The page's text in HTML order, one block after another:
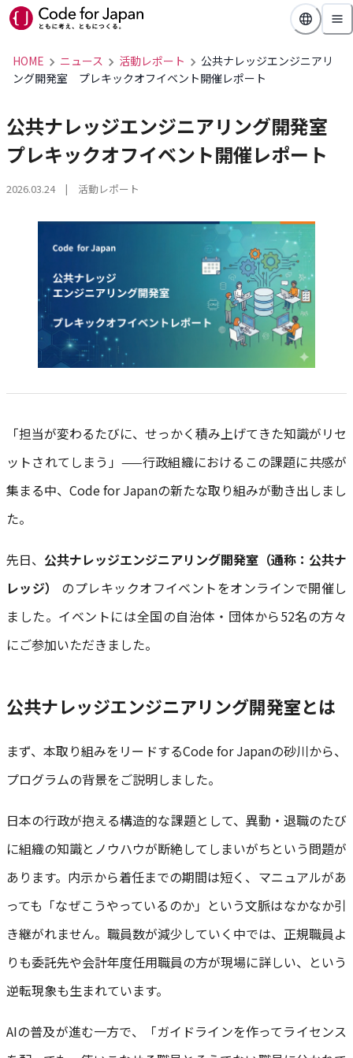
HOME ニュース 活動レポート
公共ナレッジエンジニアリ
ング開発室 プレキックオフイベント開催レポート
公共ナレッジエンジニアリング開発室
プレキックオフイベント開催レポート
2026.03.24 | 活動レポート
「担当が変わるたびに、せっかく積み上げてきた知識がリセ
ットされてしまう」——行政組織におけるこの課題に共感が
集まる中、Code for Japanの新たな取り組みが動き出しまし
た。
先日、 公共ナレッジエンジニアリング開発室（通称：公共ナ
レッジ）
のプレキックオフイベントをオンラインで開催し
ました。イベントには全国の自治体・団体から52名の方々
にご参加いただきました。
公共ナレッジエンジニアリング開発室とは
まず、本取り組みをリードするCode for Japanの砂川から、
プログラムの背景をご説明しました。
日本の行政が抱える構造的な課題として、異動・退職のたび
に組織の知識とノウハウが断絶してしまいがちという問題が
あります。内示から着任までの期間は短く、マニュアルがあ
っても「なぜこうやっているのか」という文脈はなかなか引
き継がれません。職員数が減少していく中では、正規職員よ
りも委託先や会計年度任用職員の方が現場に詳しい、という
逆転現象も生まれています。
AIの普及が進む一方で、「ガイドラインを作ってライセンス